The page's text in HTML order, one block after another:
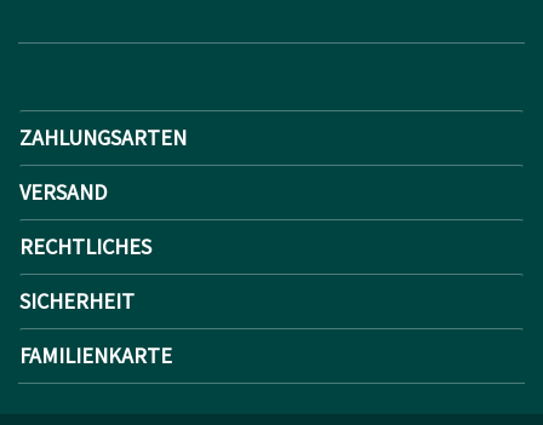
ZAHLUNGSARTEN
VERSAND
RECHTLICHES
SICHERHEIT
FAMILIENKARTE